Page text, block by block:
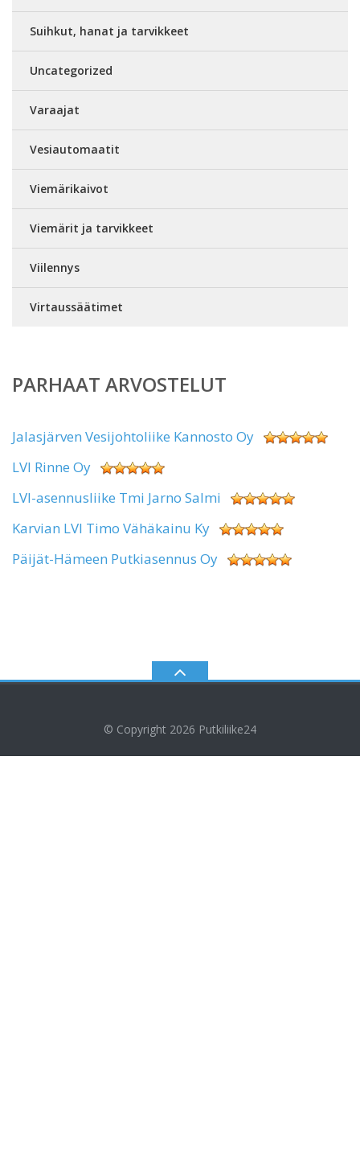
Suihkut, hanat ja tarvikkeet
Uncategorized
Varaajat
Vesiautomaatit
Viemärikaivot
Viemärit ja tarvikkeet
Viilennys
Virtaussäätimet
PARHAAT ARVOSTELUT
Jalasjärven Vesijohtoliike Kannosto Oy
LVI Rinne Oy
LVI-asennusliike Tmi Jarno Salmi
Karvian LVI Timo Vähäkainu Ky
Päijät-Hämeen Putkiasennus Oy
© Copyright 2026 Putkiliike24